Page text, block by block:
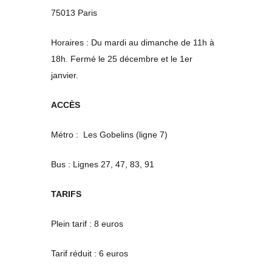
75013 Paris
Horaires : Du mardi au dimanche de 11h à
18h. Fermé le 25 décembre et le 1er
janvier.
ACCÈS
Métro : Les Gobelins (ligne 7)
Bus : Lignes 27, 47, 83, 91
TARIFS
Plein tarif : 8 euros
Tarif réduit : 6 euros